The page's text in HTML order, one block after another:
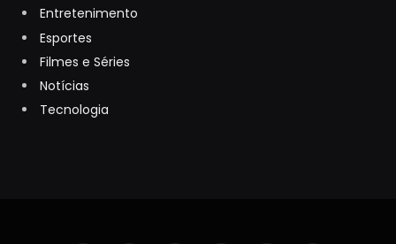
Entretenimento
Esportes
Filmes e Séries
Notícias
Tecnologia